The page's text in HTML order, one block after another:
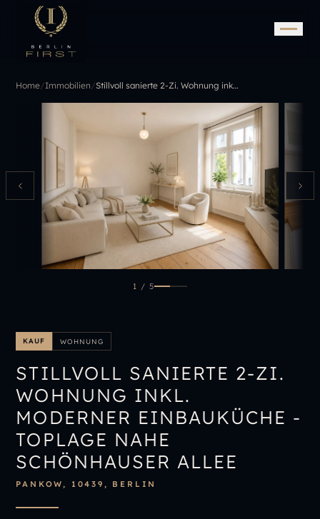
IMMOBILIE BEWERTEN
Home/Immobilien/ Stillvoll sanierte 2-Zi. Wohnung inkl. moderner Einbauküche - Toplage nahe Schönhauser Allee
1 / 5
KAUF WOHNUNG
STILLVOLL SANIERTE 2-ZI.
WOHNUNG INKL.
MODERNER EINBAUKÜCHE -
TOPLAGE NAHE
SCHÖNHAUSER ALLEE
PANKOW, 10439, BERLIN